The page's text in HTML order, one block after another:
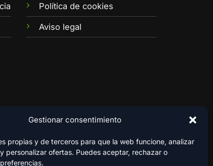
Gestionar consentimiento
propias y de terceros para que la web funcione, analizar
personalizar ofertas. Puedes aceptar, rechazar o
Política de cookies
Aviso legal